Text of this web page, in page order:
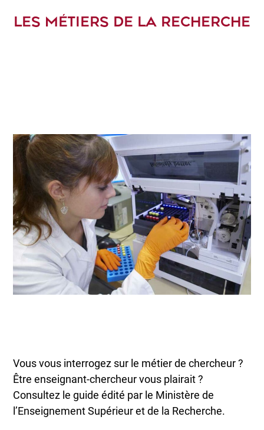
LES MÉTIERS DE LA RECHERCHE
Vous vous interrogez sur le métier de chercheur ?
Être enseignant-chercheur vous plairait ?
Consultez le guide édité par le Ministère de
l’Enseignement Supérieur et de la Recherche.